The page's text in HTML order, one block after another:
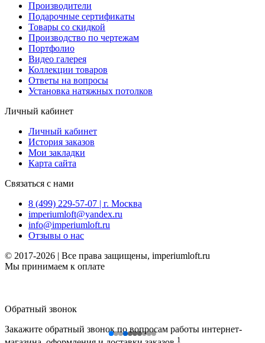
Производители
Подарочные сертификаты
Товары со скидкой
Производство по чертежам
Портфолио
Видео галерея
Коллекции товаров
Ответы на вопросы
Установка натяжных потолков
Личный кабинет
Личный кабинет
История заказов
Мои закладки
Карта сайта
Связаться с нами
8 (499) 229-57-07 | г. Москва
imperiumloft@yandex.ru
info@imperiumloft.ru
Отзывы о нас
© 2017-2026 | Все права защищены, imperiumloft.ru
Мы принимаем к оплате
Обратный звонок
Закажите обратный звонок по вопросам работы интернет-
1